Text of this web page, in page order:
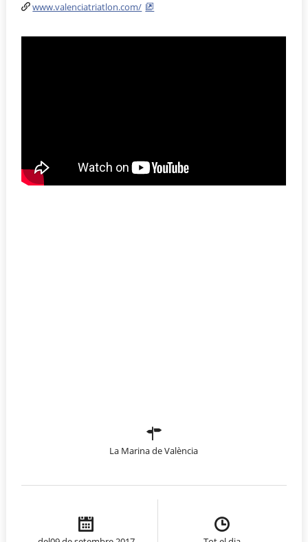
www.valenciatriatlon.com/
La Marina de València